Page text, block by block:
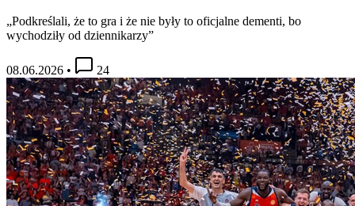
„Podkreślali, że to gra i że nie były to oficjalne dementi, bo
wychodziły od dziennikarzy”
08.06.2026 • 24